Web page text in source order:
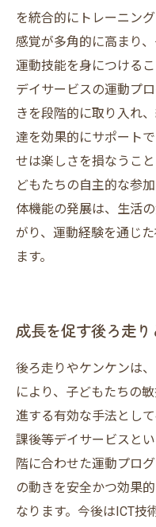
を統合的にトレーニン
感覚が多角的に高まり
運動技能を身につける
デイサービスの運動プ
きを段階的に取り入れ
達を効果的にサポート
せは楽しさを損なうこ
どもたちの自主的な参
体機能の発展は、生活
がり、運動経験を通じ
ます。
成長を促す後ろ走
後ろ走りやケンケンは
により、子どもたちの
進する有効な手法とし
課後等デイサービスと
階に合わせた運動プロ
の動きを安全かつ効果
なります。今後はICT技